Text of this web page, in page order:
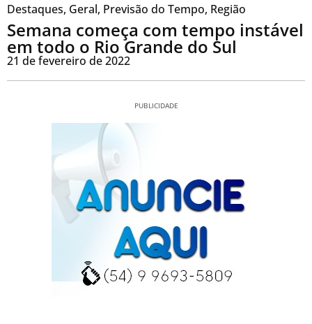
Destaques, Geral, Previsão do Tempo, Região
Semana começa com tempo instável
em todo o Rio Grande do Sul
21 de fevereiro de 2022
PUBLICIDADE